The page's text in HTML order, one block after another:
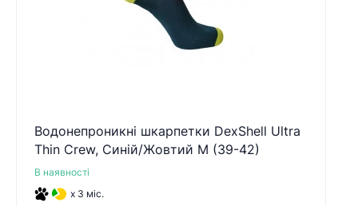
Водонепроникні шкарпетки DexShell Ultra
Thin Crew, Синій/Жовтий M (39-42)
В наявності
x 3 міс.